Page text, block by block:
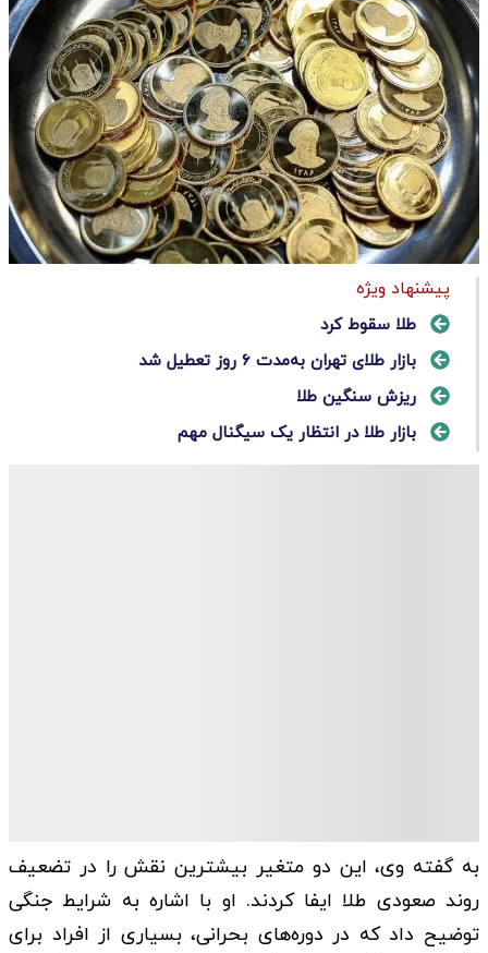
پیشنهاد ویژه
طلا سقوط کرد
بازار طلای تهران به‌مدت ۶ روز تعطیل شد
ریزش سنگین طلا
بازار طلا در انتظار یک سیگنال مهم
به گفته وی، این دو متغیر بیشترین نقش را در تضعیف
روند صعودی طلا ایفا کردند. او با اشاره به شرایط جنگی
توضیح داد که در دوره‌های بحرانی، بسیاری از افراد برای